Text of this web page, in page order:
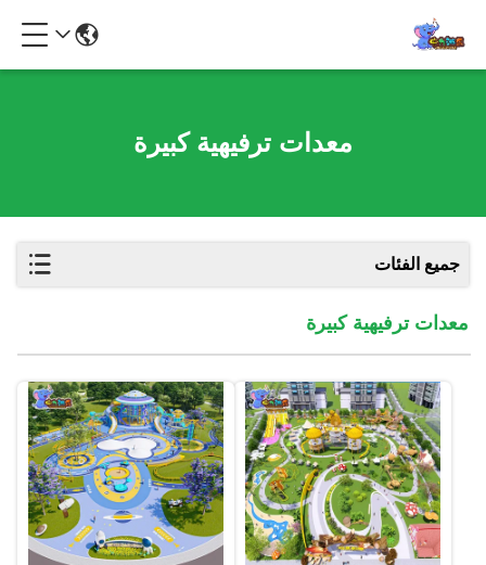
معدات ترفيهية كبيرة
جميع الفئات
معدات ترفيهية كبيرة